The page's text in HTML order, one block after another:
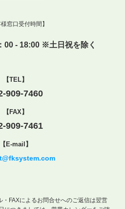
様窓口受付時間】
00 - 18:00 ※土日祝を除く
【TEL】
909-7460
【FAX】
909-7461
【E-mail】
FAXによるお問合せへのご返信は翌営